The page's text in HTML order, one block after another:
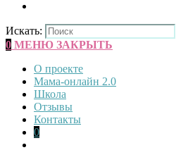
Искать:
0 МЕНЮ ЗАКРЫТЬ
О проекте
Мама-онлайн 2.0
Школа
Отзывы
Контакты
0